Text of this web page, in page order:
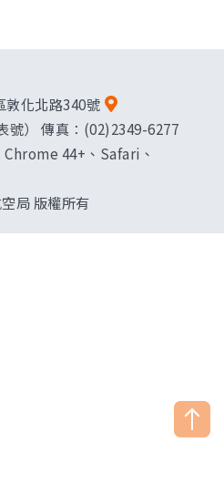
敦化北路340號
號） 傳真：(02)2349-6277
44+、Safari、
局 版權所有